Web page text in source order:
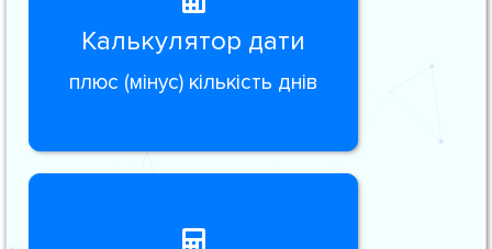
Калькулятор дати
плюс (мінус) кількість днів